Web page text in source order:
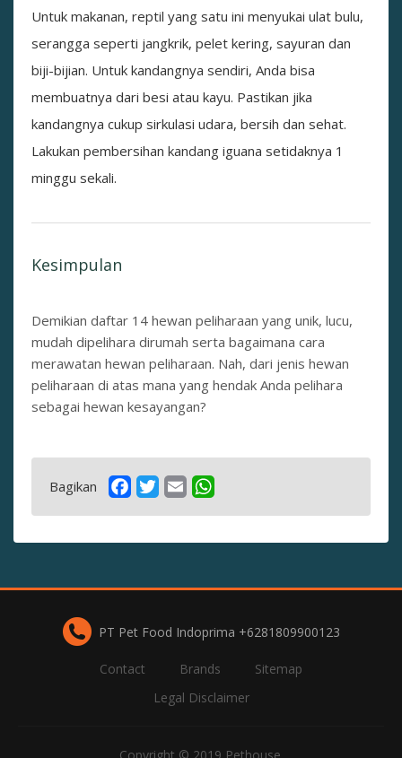
Untuk makanan, reptil yang satu ini menyukai ulat bulu,
serangga seperti jangkrik, pelet kering, sayuran dan
biji-bijian. Untuk kandangnya sendiri, Anda bisa
membuatnya dari besi atau kayu. Pastikan jika
kandangnya cukup sirkulasi udara, bersih dan sehat.
Lakukan pembersihan kandang iguana setidaknya 1
minggu sekali.
Kesimpulan
Demikian daftar 14 hewan peliharaan yang unik, lucu,
mudah dipelihara dirumah serta bagaimana cara
merawatan hewan peliharaan. Nah, dari jenis hewan
peliharaan di atas mana yang hendak Anda pelihara
sebagai hewan kesayangan?
Bagikan
PT Pet Food Indoprima +6281809900123
Contact Brands
Sitemap
Legal Disclaimer